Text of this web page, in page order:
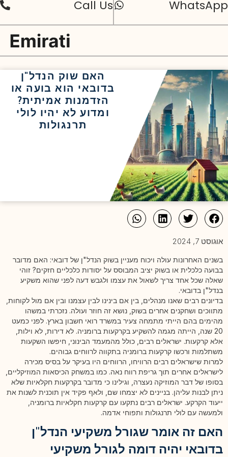
WhatsApp
Call Us
האם שוק הנדל"ן
בדובאי הוא בועה או
הזדמנות אמיתית?
ומדוע לא יהיו לולי
תרנגולות
אוגוסט 7, 2024
בשנים האחרונות עולה ויכוח מעניין בשוק הנדל"ן של דובאי: האם מדובר
בבועה כלכלית או בשוק יציב המבוסס על יסודות כלכליים חזקים? זוהי
שאלה שכל אחד צריך לשאול את עצמו ולגבש דעה לפני שהוא משקיע
בנדל"ן בדובאי.
בדיונים רבים שאנו מנהלים, בין אם בינינו לבין עצמנו ובין אם מול לקוחות,
מתווכים ושחקנים אחרים בשוק, נושא זה חוזר ועולה. נזכרתי במשהו
מהימים בהם הייתי מתמחה צעיר במשרד רואי חשבון בארץ. לפני כמעט
20 שנה, הייתה מגמה להשקיע בקרקעות ברומניה. לא דירות, לא וילות,
אלא קרקעות. ישראלים רבים, כולל מהמעמד הבינוני, חיפשו השקעות
משתלמות ורכשו קרקעות ברומניה בתקווה לרווחים גבוהים.
למרות שישראלים רבים הרוויחו, הרווחים היו בעיקר על בסיס מכירה
לישראלים אחרים תוך גריפת רווח נאה. כמו במשחק הכיסאות המוזיקליים,
בסופו של דבר המוזיקה נעצרה, וגילינו כי מדובר בקרקעות חקלאיות שלא
ניתן לבנות עליהן. בניינים לא יצמחו שם, ולאף פקיד אין תוכנית לשנות את
ייעוד הקרקע. ישראלים רבים נתקעו עם קרקעות חקלאיות ברומניה,
ולמעשה עם לולי תרנגולות ותפוחי אדמה.
האם זה אומר שגורל משקיעי הנדל"ן
בדובאי יהיה דומה לגורל משקיעי